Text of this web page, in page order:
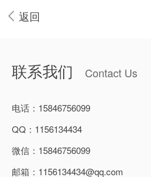
返回
联系我们 Contact Us
电话： 15846756099
QQ： 1156134434
微信： 15846756099
邮箱： 1156134434@qq.com